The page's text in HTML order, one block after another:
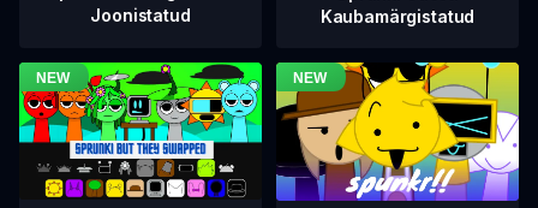
Joonistatud
Kaubamärgistatud